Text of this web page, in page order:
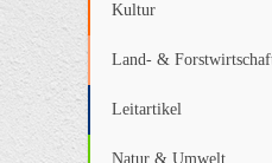
Kultur
Land- &
Leitartikel
Natur & Umwelt